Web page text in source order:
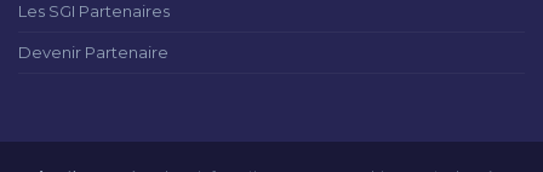
Les SGI Partenaires
Devenir Partenaire